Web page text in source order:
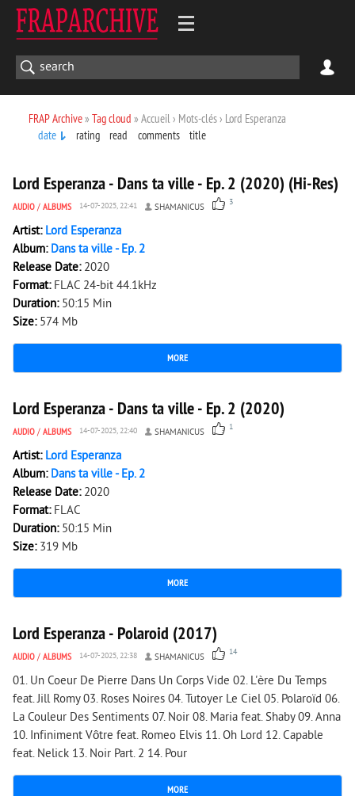
FRAP Archive» Tag cloud » Accueil › Mots-clés › Lord Esperanza
date
rating read comments title
Lord Esperanza - Dans ta ville - Ep. 2 (2020) (Hi-Res)
AUDIO / ALBUMS 14-07-2025, 22:41 SHAMANICUS 3
Artist: Lord Esperanza
Album: Dans ta ville - Ep. 2
Release Date: 2020
Format: FLAC 24-bit 44.1kHz
Duration: 50:15 Min
Size: 574 Mb
MORE
2 587 0
Lord Esperanza - Dans ta ville - Ep. 2 (2020)
AUDIO / ALBUMS 14-07-2025, 22:40 SHAMANICUS 1
Artist: Lord Esperanza
Album: Dans ta ville - Ep. 2
Release Date: 2020
Format: FLAC
Duration: 50:15 Min
Size: 319 Mb
MORE
5 853 0
Lord Esperanza - Polaroid (2017)
AUDIO / ALBUMS 14-07-2025, 22:38 SHAMANICUS 14
01. Un Coeur De Pierre Dans Un Corps Vide 02. L'ère Du Temps
feat. Jill Romy 03. Roses Noires 04. Tutoyer Le Ciel 05. Polaroïd 06.
La Couleur Des Sentiments 07. Noir 08. Maria feat. Shaby 09. Anna
10. Infiniment Vôtre feat. Romeo Elvis 11. Oh Lord 12. Capable
feat. Nelick 13. Noir Part. 2 14. Pour
MORE